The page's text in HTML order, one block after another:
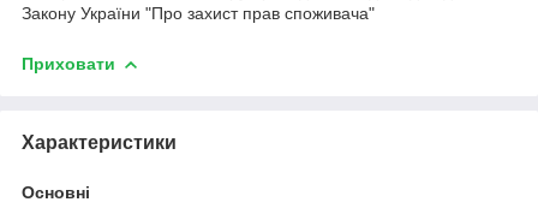
Закону України "Про захист прав споживача"
Приховати
Характеристики
Основні